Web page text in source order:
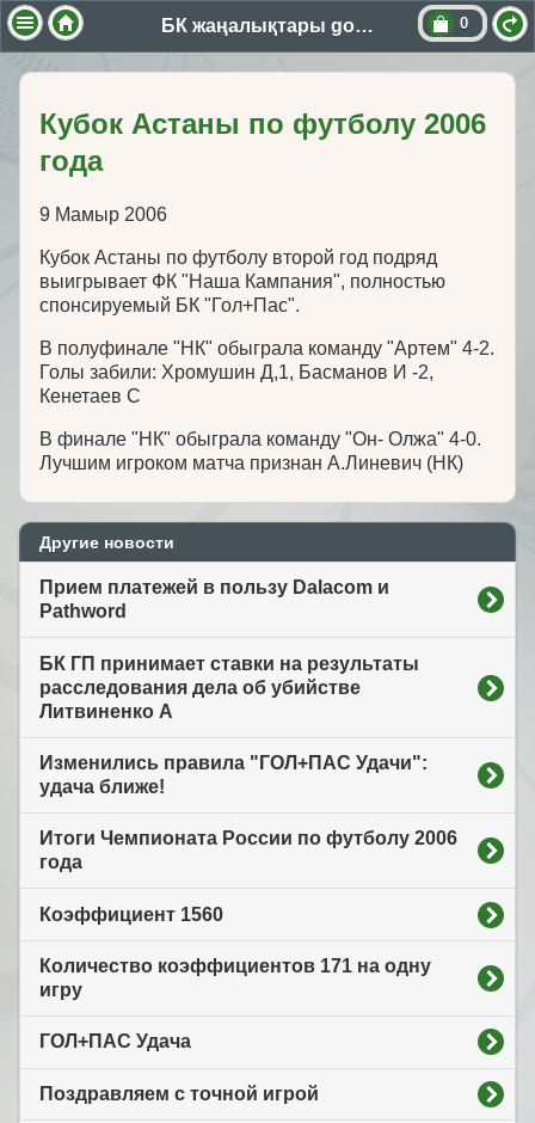
БК жаңалықтары golpas 0
Кубок Астаны по футболу 2006
года
9 Мамыр 2006
Кубок Астаны по футболу второй год подряд
выигрывает ФК "Наша Кампания", полностью
спонсируемый БК "Гол+Пас".
В полуфинале "НК" обыграла команду "Артем" 4-2.
Голы забили: Хромушин Д,1, Басманов И -2,
Кенетаев С
В финале "НК" обыграла команду "Он- Олжа" 4-0.
Лучшим игроком матча признан А.Линевич (НК)
Другие новости
Прием платежей в пользу Dalacom и
Pathword
БК ГП принимает ставки на результаты
расследования дела об убийстве
Литвиненко А
Изменились правила "ГОЛ+ПАС Удачи":
удача ближе!
Итоги Чемпионата России по футболу 2006
года
Коэффициент 1560
Количество коэффициентов 171 на одну
игру
ГОЛ+ПАС Удача
Поздравляем с точной игрой